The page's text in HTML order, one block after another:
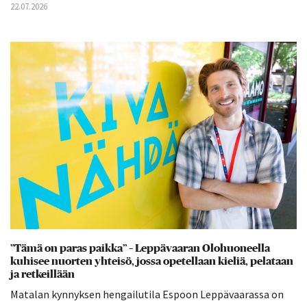
22.07.2026
”Tämä on paras paikka” – Leppävaaran Olohuoneella
kuhisee nuorten yhteisö, jossa opetellaan kieliä, pelataan
ja retkeillään
Matalan kynnyksen hengailutila Espoon Leppävaarassa on